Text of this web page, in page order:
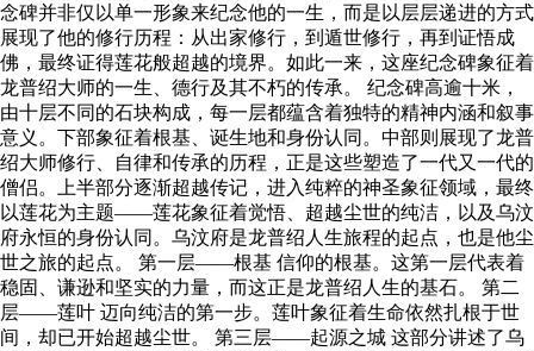
念碑并非仅以单一形象来纪念他的一生，而是以层层递进的方式
展现了他的修行历程：从出家修行，到遁世修行，再到证悟成
佛，最终证得莲花般超越的境界。如此一来，这座纪念碑象征着
龙普绍大师的一生、德行及其不朽的传承。 纪念碑高逾十米，
由十层不同的石块构成，每一层都蕴含着独特的精神内涵和叙事
意义。下部象征着根基、诞生地和身份认同。中部则展现了龙普
绍大师修行、自律和传承的历程，正是这些塑造了一代又一代的
僧侣。上半部分逐渐超越传记，进入纯粹的神圣象征领域，最终
以莲花为主题——莲花象征着觉悟、超越尘世的纯洁，以及乌汶
府永恒的身份认同。乌汶府是龙普绍人生旅程的起点，也是他尘
世之旅的起点。 第一层——根基 信仰的根基。这第一层代表着
稳固、谦逊和坚实的力量，而这正是龙普绍人生的基石。 第二
层——莲叶 迈向纯洁的第一步。莲叶象征着生命依然扎根于世
间，却已开始超越尘世。 第三层——起源之城 这部分讲述了乌